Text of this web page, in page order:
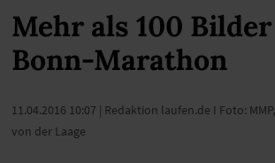
Mehr als 100
Bonn-Marathon
11.04.2016 10:07 | Redaktion laufen.de I Foto:
von der Laage